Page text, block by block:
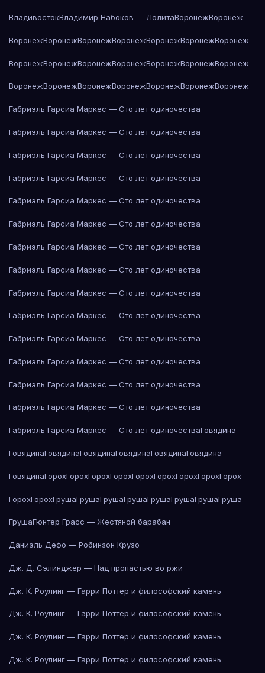
ВладивостокВладимир Набоков — ЛолитаВоронежВоронеж
ВоронежВоронежВоронежВоронежВоронежВоронежВоронеж
ВоронежВоронежВоронежВоронежВоронежВоронежВоронеж
ВоронежВоронежВоронежВоронежВоронежВоронежВоронеж
Габриэль Гарсиа Маркес — Сто лет одиночества
Габриэль Гарсиа Маркес — Сто лет одиночества
Габриэль Гарсиа Маркес — Сто лет одиночества
Габриэль Гарсиа Маркес — Сто лет одиночества
Габриэль Гарсиа Маркес — Сто лет одиночества
Габриэль Гарсиа Маркес — Сто лет одиночества
Габриэль Гарсиа Маркес — Сто лет одиночества
Габриэль Гарсиа Маркес — Сто лет одиночества
Габриэль Гарсиа Маркес — Сто лет одиночества
Габриэль Гарсиа Маркес — Сто лет одиночества
Габриэль Гарсиа Маркес — Сто лет одиночества
Габриэль Гарсиа Маркес — Сто лет одиночества
Габриэль Гарсиа Маркес — Сто лет одиночества
Габриэль Гарсиа Маркес — Сто лет одиночества
Габриэль Гарсиа Маркес — Сто лет одиночестваГовядина
ГовядинаГовядинаГовядинаГовядинаГовядинаГовядина
ГовядинаГорохГорохГорохГорохГорохГорохГорохГорохГорох
ГорохГорохГрушаГрушаГрушаГрушаГрушаГрушаГрушаГруша
ГрушаГюнтер Грасс — Жестяной барабан
Даниэль Дефо — Робинзон Крузо
Дж. Д. Сэлинджер — Над пропастью во ржи
Дж. К. Роулинг — Гарри Поттер и философский камень
Дж. К. Роулинг — Гарри Поттер и философский камень
Дж. К. Роулинг — Гарри Поттер и философский камень
Дж. К. Роулинг — Гарри Поттер и философский камень